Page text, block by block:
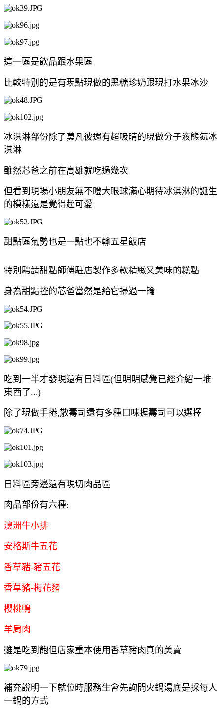
這一區是飲品跟水果區
比較特別的是有現點現做的黑糖珍奶跟現打水果冰沙
冰淇淋部份除了莫凡彼還有超吸晴的現做分子液態氮冰
淇淋
雖然芯爸之前在高雄就吃過幾次
但看到現場小朋友無不瞪大眼球滿心期待冰淇淋的誕生
的模樣還是覺得超可愛
甜點區氣勢也是一點也不輸五星飯店
特別騁請甜點師傅駐店製作多款精緻又美味的糕點
身為甜點控的芯爸當然是給它掃過一輪
吃到一半才發現還有日料區(但明明感覺已經介紹一堆
東西了...)
除了現做手捲,散壽司還有多種口味握壽司可以選擇
日料區旁邊還有現切肉品區
肉品部份有六種:
澳洲牛小排
安格斯牛五花
香草豬-豬五花
香草豬-梅花豬
櫻桃鴨
羊肩肉
雖是吃到飽但店家重本使用香草豬肉真的美賣
補充說明一下就位時服務生會先詢問火鍋湯底是採每人
一鍋的方式